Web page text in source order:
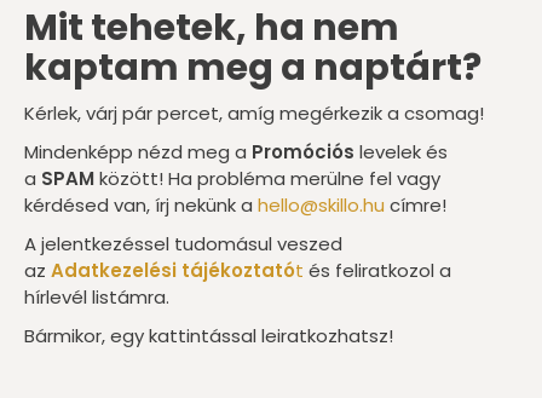
Mit tehetek, ha nem
kaptam meg a naptárt?
Kérlek, várj pár percet, amíg megérkezik a csomag!
Mindenképp nézd meg a Promóciós levelek és
a SPAMközött! Ha probléma merülne fel vagy
kérdésed van, írj nekünk a hello@skillo.hu címre!
A jelentkezéssel tudomásul veszed
az Adatkezelési tájékoztatót és feliratkozol a
hírlevél listámra.
Bármikor, egy kattintással leiratkozhatsz!